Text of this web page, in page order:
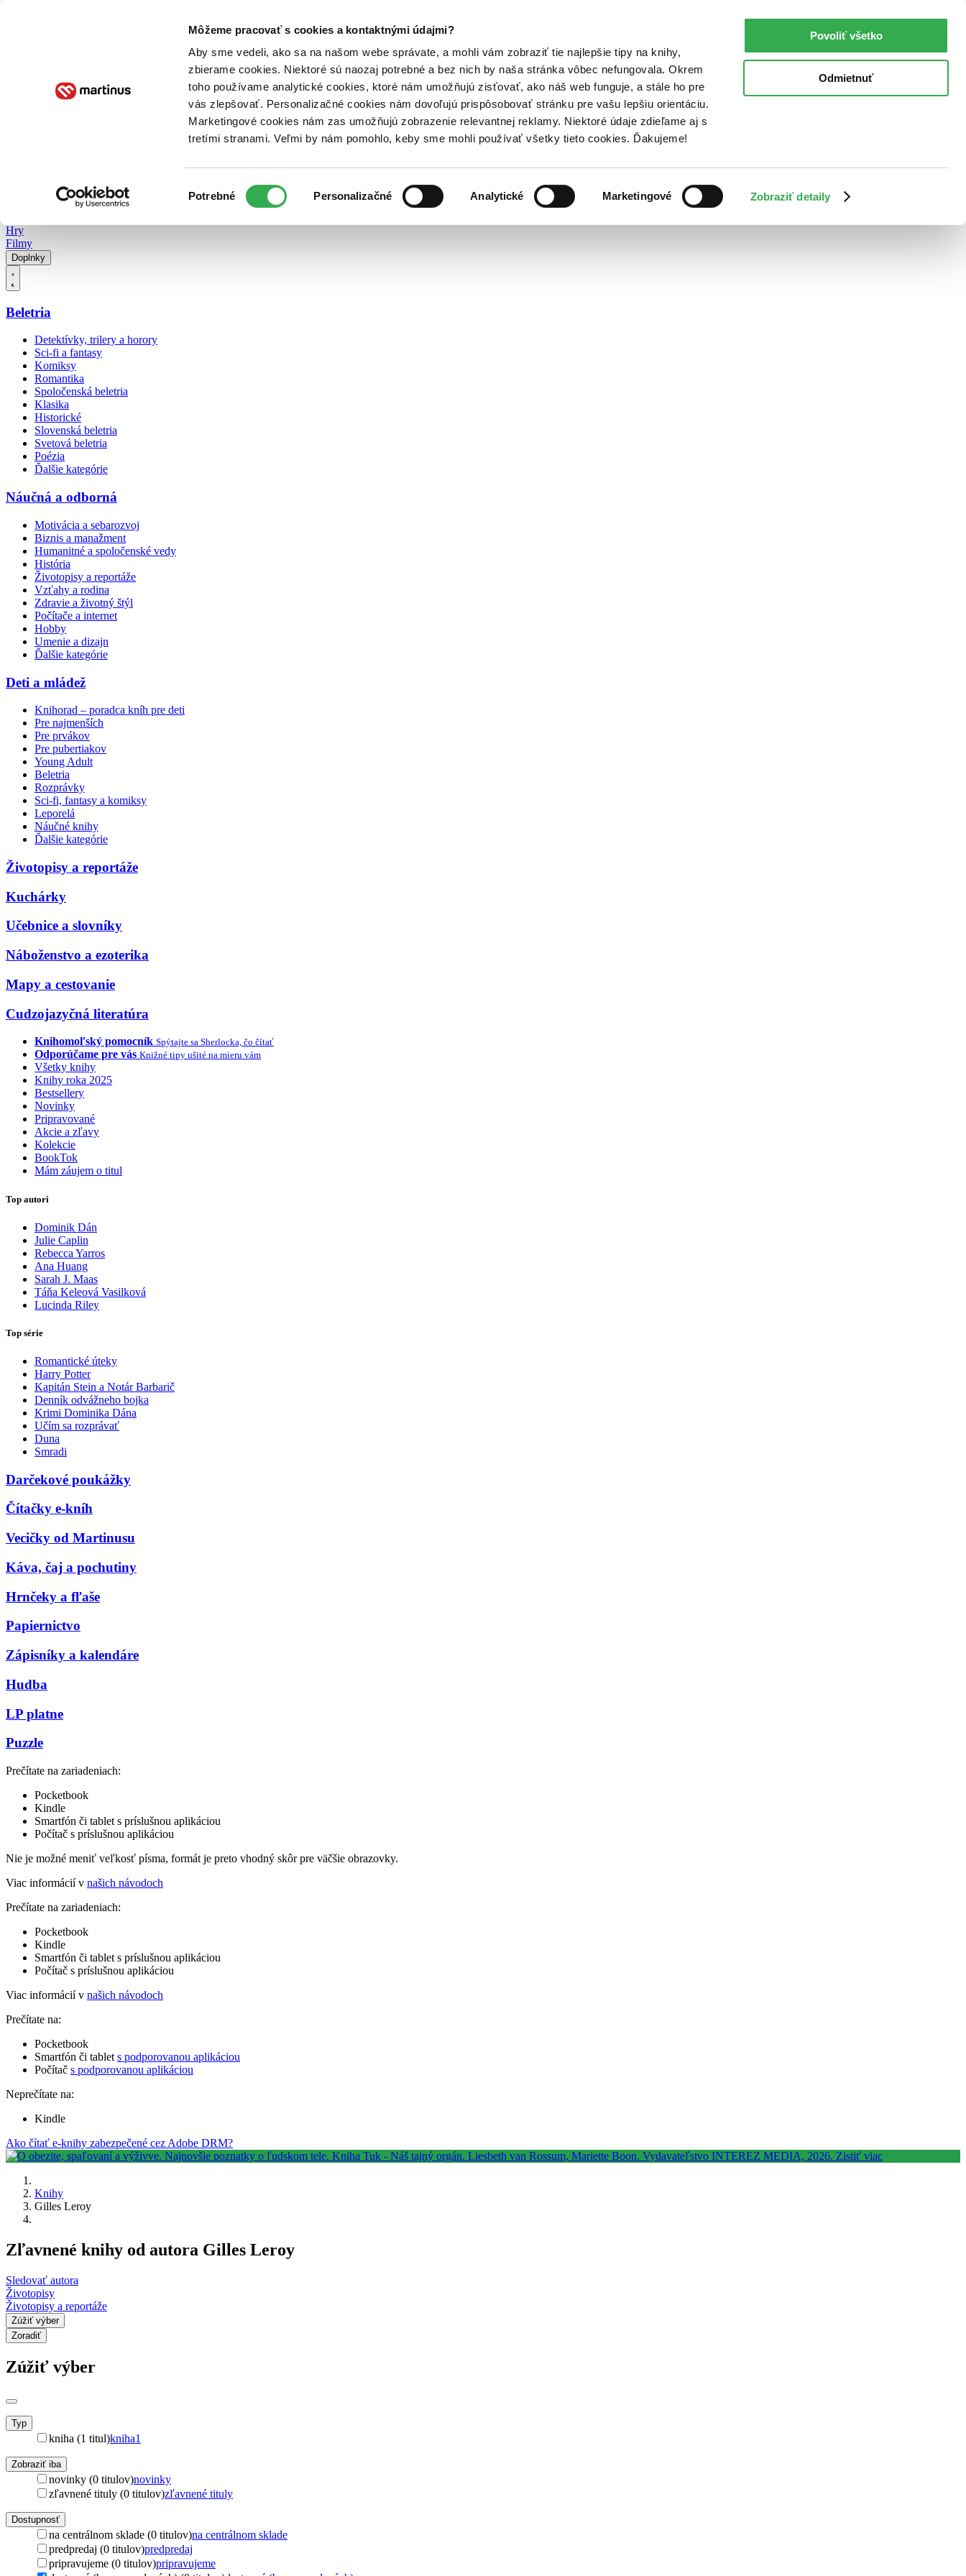
Môžeme pracovať s cookies a kontaktnými údajmi?
Aby sme vedeli, ako sa na našom webe správate, a mohli vám zobraziť tie najlepšie tipy na knihy,
zbierame cookies. Niektoré sú naozaj potrebné a bez nich by naša stránka vôbec nefungovala. Okrem
toho používame analytické cookies, ktoré nám umožňujú zisťovať, ako náš web funguje, a stále ho pre
vás zlepšovať. Personalizačné cookies nám dovoľujú prispôsobovať stránku pre vašu lepšiu orientáciu.
Marketingové cookies nám zas umožňujú zobrazenie relevantnej reklamy. Niektoré údaje zdieľame aj s
tretími stranami. Veľmi by nám pomohlo, keby sme mohli používať všetky tieto cookies. Ďakujeme!
súhlasu
Potrebné Personalizačné Analytické Marketingové Zobraziť detaily
Povoliť všetko
Odmietnuť
Poukážky Kontakt
Hry
Filmy
Doplnky
Beletria
Detektívky, trilery a horory
Sci-fi a fantasy
Komiksy
Romantika
Spoločenská beletria
Klasika
Historické
Slovenská beletria
Svetová beletria
Poézia
Ďalšie kategórie
Náučná a odborná
Motivácia a sebarozvoj
Biznis a manažment
Humanitné a spoločenské vedy
História
Životopisy a reportáže
Vzťahy a rodina
Zdravie a životný štýl
Počítače a internet
Hobby
Umenie a dizajn
Ďalšie kategórie
Deti a mládež
Knihorad – poradca kníh pre deti
Pre najmenších
Pre prvákov
Pre pubertiakov
Young Adult
Beletria
Rozprávky
Sci-fi, fantasy a komiksy
Leporelá
Náučné knihy
Ďalšie kategórie
Životopisy a reportáže
Kuchárky
Učebnice a slovníky
Náboženstvo a ezoterika
Mapy a cestovanie
Cudzojazyčná literatúra
Knihomoľský pomocník Spýtajte sa Sherlocka, čo čítať
Odporúčame pre vás Knižné tipy ušité na mieru vám
Všetky knihy
Knihy roka 2025
Bestsellery
Novinky
Pripravované
Akcie a zľavy
Kolekcie
BookTok
Mám záujem o titul
Top autori
Dominik Dán
Julie Caplin
Rebecca Yarros
Ana Huang
Sarah J. Maas
Táňa Keleová Vasilková
Lucinda Riley
Top série
Romantické úteky
Harry Potter
Kapitán Stein a Notár Barbarič
Denník odvážneho bojka
Krimi Dominika Dána
Učím sa rozprávať
Duna
Smradi
Darčekové poukážky
Čítačky e-kníh
Vecičky od Martinusu
Káva, čaj a pochutiny
Hrnčeky a fľaše
Papiernictvo
Zápisníky a kalendáre
Hudba
LP platne
Puzzle
Prečítate na zariadeniach:
Pocketbook
Kindle
Smartfón či tablet s príslušnou aplikáciou
Počítač s príslušnou aplikáciou
Nie je možné meniť veľkosť písma, formát je preto vhodný skôr pre väčšie obrazovky.
Viac informácií v našich návodoch
Prečítate na zariadeniach:
Pocketbook
Kindle
Smartfón či tablet s príslušnou aplikáciou
Počítač s príslušnou aplikáciou
Viac informácií v našich návodoch
Prečítate na:
Pocketbook
Smartfón či tablet s podporovanou aplikáciou
Počítač s podporovanou aplikáciou
Neprečítate na:
Kindle
Ako čítať e-knihy zabezpečené cez Adobe DRM?
Knihy
Gilles Leroy
Zľavnené knihy od autora Gilles Leroy
Sledovať autora
Životopisy
Životopisy a reportáže
Zúžiť výber
Zoradiť
Zúžiť výber
Typ
kniha (1 titul)kniha1
Zobraziť iba
novinky (0 titulov)novinky
zľavnené tituly (0 titulov)zľavnené tituly
Dostupnosť
na centrálnom sklade (0 titulov)na centrálnom sklade
predpredaj (0 titulov)predpredaj
pripravujeme (0 titulov)pripravujeme